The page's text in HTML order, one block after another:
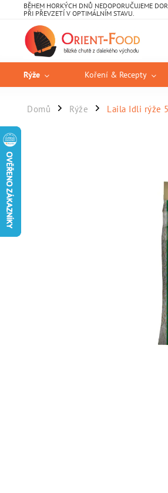
BĚHEM HORKÝCH DNŮ NEDOPORUČUJEME
PŘI PŘEVZETÍ V OPTIMÁLNÍM STAVU.
Rýže Koření & Recepty
Domů / Rýže / Laila Idli rýže